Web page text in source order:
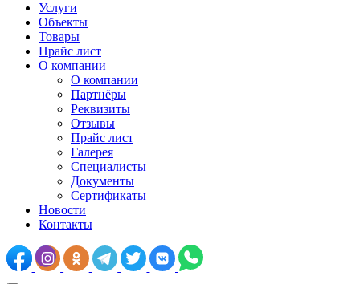
Услуги
Объекты
Товары
Прайс лист
О компании
О компании
Партнёры
Реквизиты
Отзывы
Прайс лист
Галерея
Специалисты
Документы
Сертификаты
Новости
Контакты